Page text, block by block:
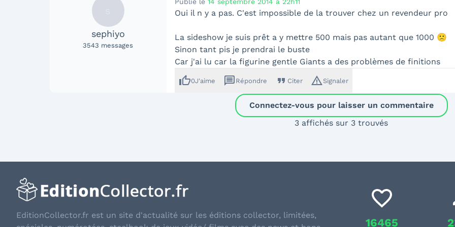
sephiyo
3543 messages
Oui il n y a pas. C'est impossible de la trouver chez un revendeur pro
La sideshow je suis prêt a y mettre 500 mais pas autant que 1000 🙁
Sinon tant pis je prendrai le buste
Car j'ai lu car la figurine gentle Giants a des problèmes de finitions
thumb_up0J'aime message Répondre format_quote Citer warning_amberSignaler
Connectez-vous pour laisser un commentaire
3 affichés sur 3 trouvés
EditionCollector.fr est un site d'actualité sur les éditions collector, limitées,
16465